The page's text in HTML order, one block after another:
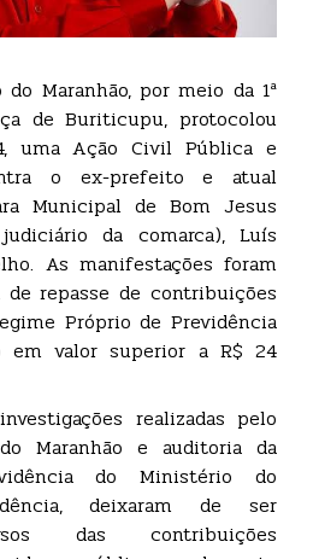
Maranhão, por meio da 1ª
de Buriticupu, protocolou
uma Ação Civil Pública e
o ex-prefeito e atual
Municipal de Bom Jesus
da comarca), Luís
As manifestações foram
repasse de contribuições
Próprio de Previdência
em valor superior a R$ 24
realizadas pelo
Maranhão e auditoria da
do Ministério do
deixaram de ser
das contribuições